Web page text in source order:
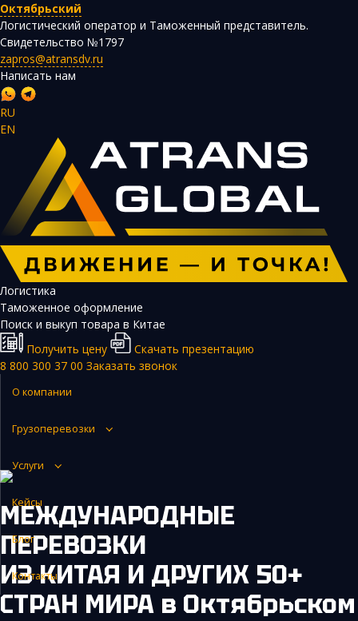
Октябрьский
Логистический оператор и Таможенный представитель.
Свидетельство №1797
zapros@atransdv.ru
Написать нам
RU
EN
Логистика
Таможенное оформление
Поиск и выкуп товара в Китае
Получить цену
Скачать презентацию
8 800 300 37 00 Заказать звонок
О компании
Грузоперевозки
Услуги
Кейсы
Блог
Контакты
Перевозки автотранспортом из Китая
Авиаперевозки из Китая
Железнодорожные перевозки из Китая
Контейнерные перевозки из Китая
Морские грузоперевозки из Китая
Негабаритные и многотоннажные грузы из Китая
Сборные грузы из Китая
Таможенное оформление
МЕЖДУНАРОДНЫЕ
ПЕРЕВОЗКИ
ИЗ КИТАЯ И ДРУГИХ 50+
СТРАН МИРА в Октябрьском